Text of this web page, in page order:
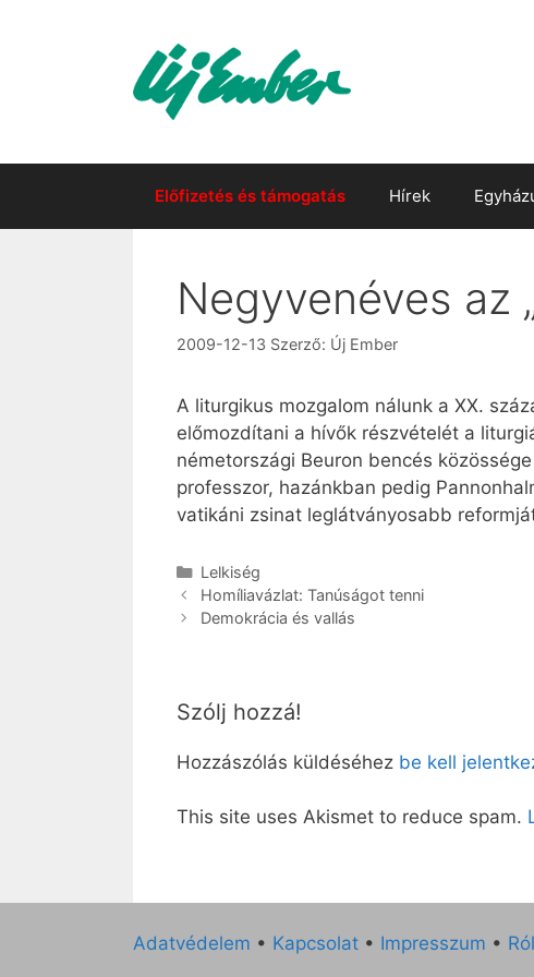
Előfizetés és támogatás Hírek
Negyvenéves az
2009-12-13 Szerző: Új Ember
A liturgikus mozgalom nálunk a XX.
előmozdítani a hívők részvételét a
németországi Beuron bencés
professzor, hazánkban pedig
vatikáni zsinat leglátványosabb
Kategória
Lelkiség
Homíliavázlat: Tanúságot tenni
Demokrácia és vallás
Szólj hozzá!
Hozzászólás küldéséhez be kell
This site uses Akismet to reduce spam.
Adatvédelem • Kapcsolat • Impresszum •